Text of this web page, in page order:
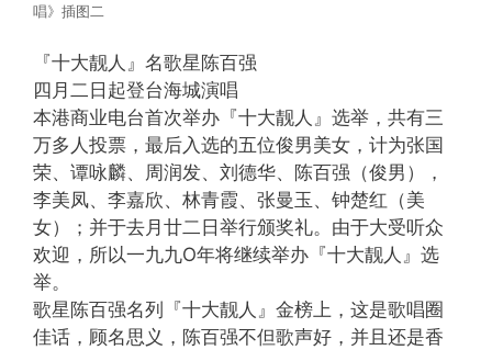
唱》插图二
『十大靓人』名歌星陈百强
四月二日起登台海城演唱
本港商业电台首次举办『十大靓人』选举，共有三
万多人投票，最后入选的五位俊男美女，计为张国
荣、谭咏麟、周润发、刘德华、陈百强（俊男），
李美凤、李嘉欣、林青霞、张曼玉、钟楚红（美
女）；并于去月廿二日举行颁奖礼。由于大受听众
欢迎，所以一九九O年将继续举办『十大靓人』选
举。
歌星陈百强名列『十大靓人』金榜上，这是歌唱圈
佳话，顾名思义，陈百强不但歌声好，并且还是香